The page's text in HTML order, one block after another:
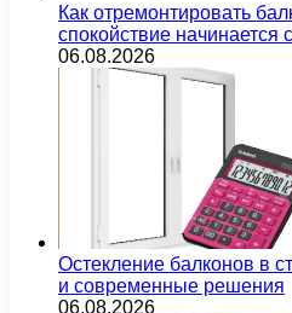
Как отремонтировать
спокойствие начинается
06.08.2026
Остекление балконов в
и современные решения
06.08.2026